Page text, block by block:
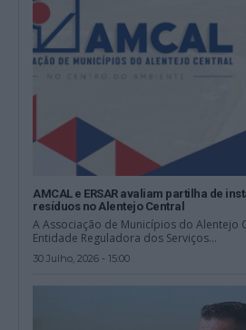
AMCAL e ERSAR avaliam partilha de
resíduos no Alentejo Central
A Associação de Municípios do Alentejo
Entidade Reguladora dos Serviços...
30 Julho, 2026 - 15:00